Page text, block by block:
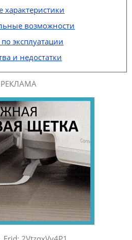
характеристики
возможности
эксплуатации
и недостатки
РЕКЛАМА